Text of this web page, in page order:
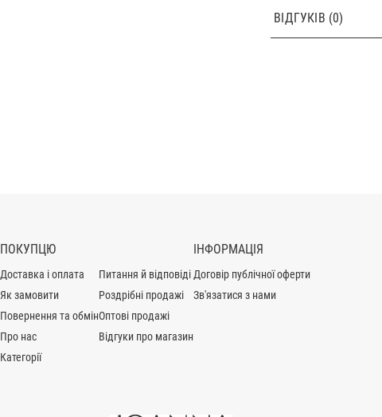
ВІДГУКІВ (0)
ПОКУПЦЮ
Доставка і оплата
Як замовити
Повернення та обмін
Про нас
Категорії
Питання й відповіді
Роздрібні продажі
Оптові продажі
Відгуки про магазин
ІНФОРМАЦІЯ
Договір публічної оферти
Зв'язатися з нами